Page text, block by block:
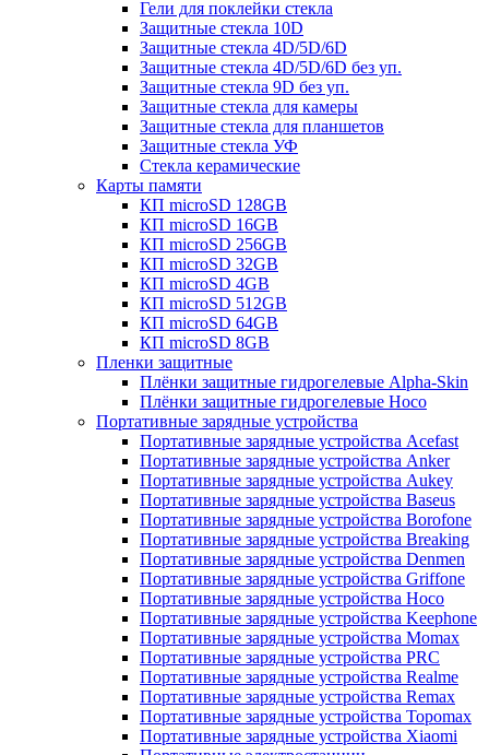
Гели для поклейки стекла
Защитные стекла 10D
Защитные стекла 4D/5D/6D
Защитные стекла 4D/5D/6D без уп.
Защитные стекла 9D без уп.
Защитные стекла для камеры
Защитные стекла для планшетов
Защитные стекла УФ
Стекла керамические
Карты памяти
КП microSD 128GB
КП microSD 16GB
КП microSD 256GB
КП microSD 32GB
КП microSD 4GB
КП microSD 512GB
КП microSD 64GB
КП microSD 8GB
Пленки защитные
Плёнки защитные гидрогелевые Alpha-Skin
Плёнки защитные гидрогелевые Hoco
Портативные зарядные устройства
Портативные зарядные устройства Acefast
Портативные зарядные устройства Anker
Портативные зарядные устройства Aukey
Портативные зарядные устройства Baseus
Портативные зарядные устройства Borofone
Портативные зарядные устройства Breaking
Портативные зарядные устройства Denmen
Портативные зарядные устройства Griffone
Портативные зарядные устройства Hoco
Портативные зарядные устройства Keephone
Портативные зарядные устройства Momax
Портативные зарядные устройства PRC
Портативные зарядные устройства Realme
Портативные зарядные устройства Remax
Портативные зарядные устройства Topomax
Портативные зарядные устройства Xiaomi